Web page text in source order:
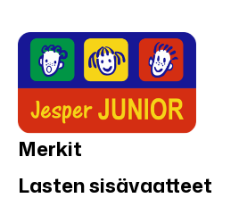
Merkit
Lasten sisävaatteet